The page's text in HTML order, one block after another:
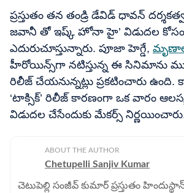
ప్రస్తుతం తన తండ్రి డేవిడ్ ధావన్
జవానీ తో ఇష్క్ హోనా హై’ విడుదల
ఎదురుచూస్తున్నారు. పూజా హెగ్డే,
హీరోయిన్స్‌గా నటిస్తున్న ఈ సినిమాను
రిలీజ్ చేయనున్నట్లు ప్రకటించారు
‘టాక్సిక్’ రిలీజ్ కారణంగా ఒక వారం
విడుదల చేసేందుకు మేకర్స్
ABOUT THE AUTHOR
Chetupelli Sanjiv Kumar
చెటుపెల్లి సంజీవ్ కుమార్ ప్రస్తుతం